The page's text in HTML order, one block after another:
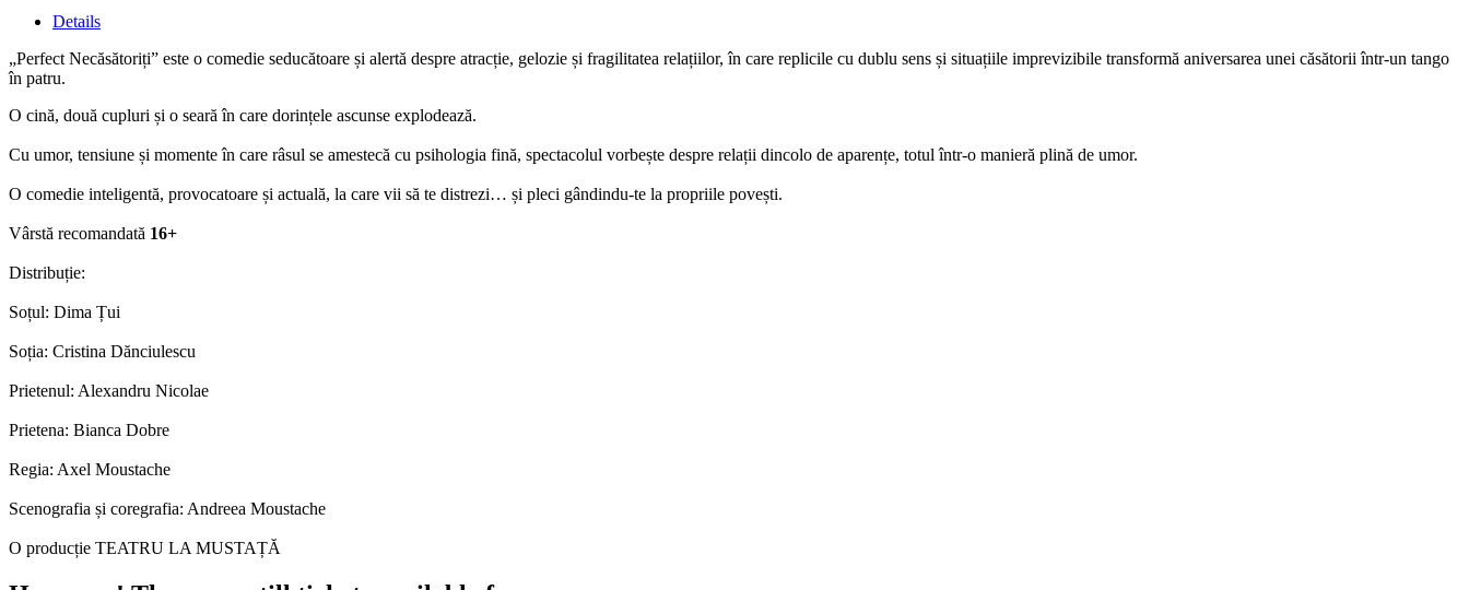
Details
„Perfect Necăsătoriți” este o comedie seducătoare și alertă despre atracție, gelozie și fragilitatea relațiilor, în care replicile cu dublu sens și situațiile imprevizibile transformă aniversarea unei căsătorii într-un tango
în patru.
O cină, două cupluri și o seară în care dorințele ascunse explodează.
Cu umor, tensiune și momente în care râsul se amestecă cu psihologia fină, spectacolul vorbește despre relații dincolo de aparențe, totul într-o manieră plină de umor.
O comedie inteligentă, provocatoare și actuală, la care vii să te distrezi… și pleci gândindu-te la propriile povești.
Vârstă recomandată 16+
Distribuție:
Soțul: Dima Țui
Soția: Cristina Dănciulescu
Prietenul: Alexandru Nicolae
Prietena: Bianca Dobre
Regia: Axel Moustache
Scenografia și coregrafia: Andreea Moustache
O producție TEATRU LA MUSTAȚĂ